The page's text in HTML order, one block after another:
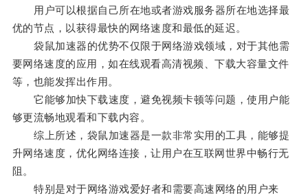
用户可以根据自己所在地或者游戏服务器所在地选择最
优的节点，以获得最快的网络速度和最低的延迟。
袋鼠加速器的优势不仅限于网络游戏领域，对于其他需
要网络速度的应用，如在线观看高清视频、下载大容量文件
等，也能发挥出作用。
它能够加快下载速度，避免视频卡顿等问题，使用户能
够更流畅地观看和下载内容。
综上所述，袋鼠加速器是一款非常实用的工具，能够提
升网络速度，优化网络连接，让用户在互联网世界中畅行无
阻。
特别是对于网络游戏爱好者和需要高速网络的用户来